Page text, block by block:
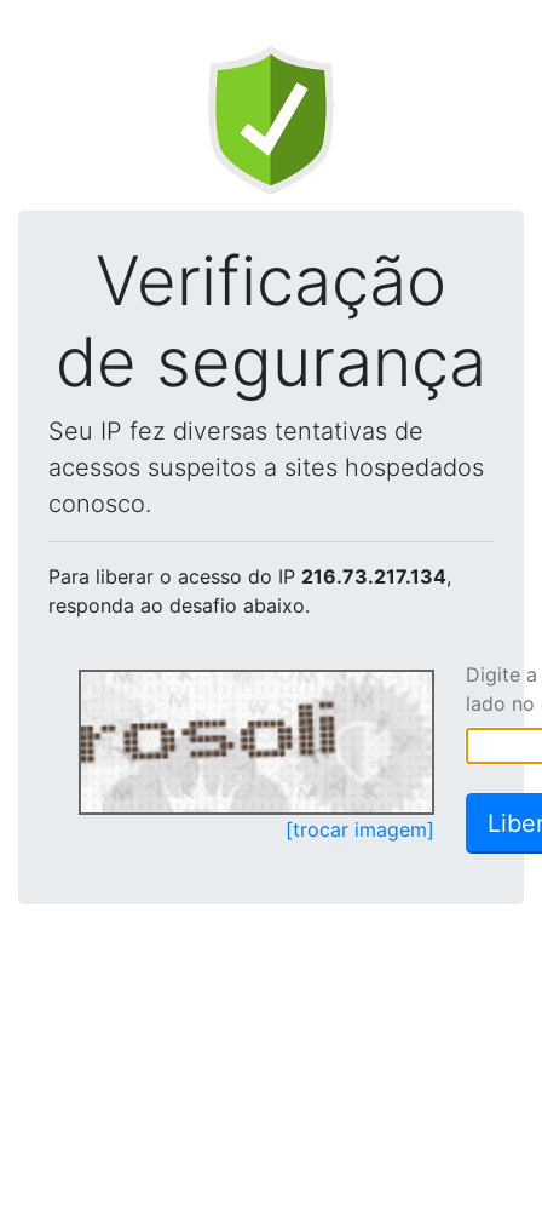
Verificação
de segurança
Seu IP fez diversas tentativas de
acessos suspeitos a sites hospedados
conosco.
Para liberar o acesso do IP 216.73.217.134,
responda ao desafio abaixo.
[trocar imagem]
Digite
lado no